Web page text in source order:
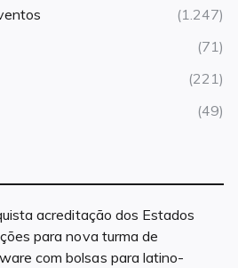
(1.247)
(71)
(221)
(49)
acreditação dos Estados
para nova turma de
com bolsas para latino-